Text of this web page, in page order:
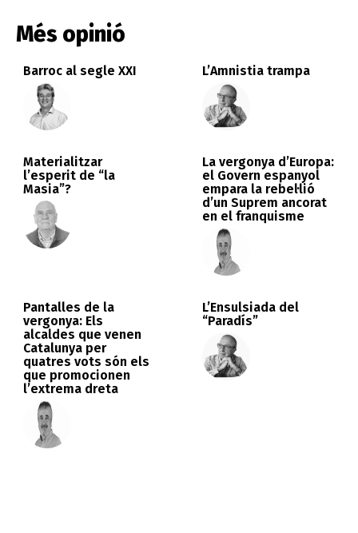
Més opinió
Barroc al segle XXI L’Amnistia trampa
Materialitzar
l’esperit de “la
Masia”?
La vergonya d’Europa:
el Govern espanyol
empara la rebel·lió
d’un Suprem ancorat
en el franquisme
Pantalles de la
vergonya: Els
alcaldes que venen
Catalunya per
quatres vots són els
que promocionen
l’extrema dreta
L’Ensulsiada del
“Paradís”